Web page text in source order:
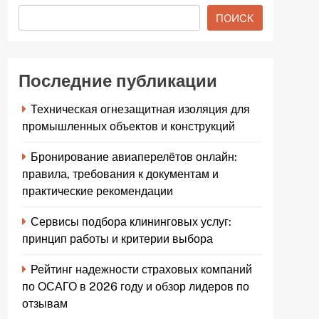
ПОИСК
Последние публикации
Техническая огнезащитная изоляция для
промышленных объектов и конструкций
Бронирование авиаперелётов онлайн:
правила, требования к документам и
практические рекомендации
Сервисы подбора клининговых услуг:
принцип работы и критерии выбора
Рейтинг надежности страховых компаний
по ОСАГО в 2026 году и обзор лидеров по
отзывам